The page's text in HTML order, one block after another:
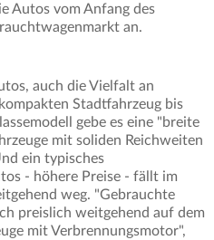
Autos vom Anfang des
an.
auch die Vielfalt an
Stadtfahrzeug bis
gebe es eine "breite
mit soliden Reichweiten
ein typisches
- höhere Preise - fällt im
weg. "Gebrauchte
preislich weitgehend auf dem
mit Verbrennungsmotor",